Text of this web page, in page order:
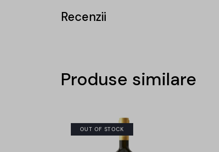
Recenzii
Produse similare
OUT OF STOCK